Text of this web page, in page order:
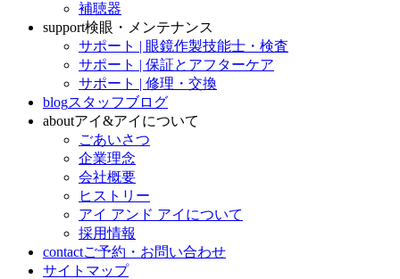
補聴器
support検眼・メンテナンス
サポート | 眼鏡作製技能士・検査
サポート | 保証とアフターケア
サポート | 修理・交換
blogスタッフブログ
aboutアイ&アイについて
ごあいさつ
企業理念
会社概要
ヒストリー
アイ アンド アイについて
採用情報
contactご予約・お問い合わせ
サイトマップ